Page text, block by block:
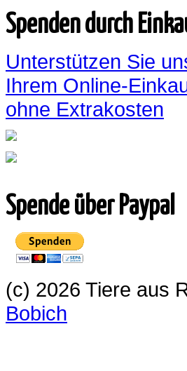
Spenden durch
Unterstützen Sie
Ihrem Online-
ohne Extrakosten
Spende über Paypal
(c) 2026 Tiere aus
Bobich